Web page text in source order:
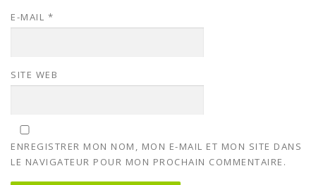
E-MAIL *
SITE WEB
ENREGISTRER MON NOM, MON E-MAIL ET MON SITE DANS
LE NAVIGATEUR POUR MON PROCHAIN COMMENTAIRE.